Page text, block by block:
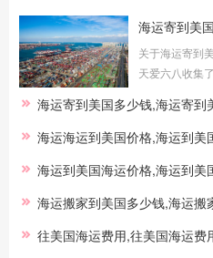
关于海运寄到
天爱六八收集
钱一公斤海运
海运寄到美国多少钱,海运寄到
海运海运到美国价格,海运到美
海运到美国海运价格,海运到美
海运搬家到美国多少钱,海运搬
往美国海运费用,往美国海运费